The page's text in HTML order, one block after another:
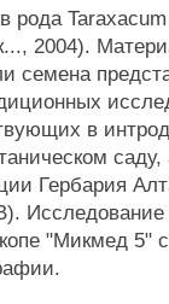
рода
2004).
семена
в
саду,
Гербария
"Микмед 5"